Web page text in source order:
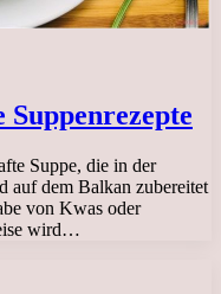
Suppe, die in der
auf dem Balkan zubereitet
von Kwas oder
wird…